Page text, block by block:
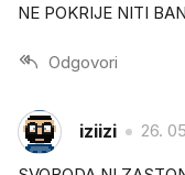
NE POKRIJE NITI
Odgovori
iziizi 26.